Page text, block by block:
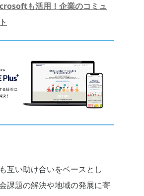
も活用！企業のコミュ
互い助け合いをベースとし
課題の解決や地域の発展に寄